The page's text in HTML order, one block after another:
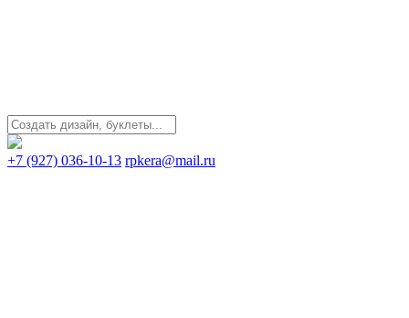
+7 (927) 036-10-13 rpkera@mail.ru